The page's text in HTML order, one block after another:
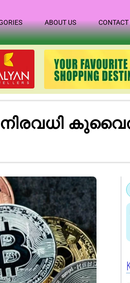
ABOUT US CONTACT
നിരവധി